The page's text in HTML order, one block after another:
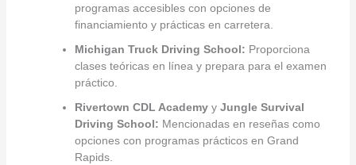
programas accesibles con opciones de
financiamiento y prácticas en carretera.
Michigan Truck Driving School: Proporciona
clases teóricas en línea y prepara para el examen
práctico.
Rivertown CDL Academyy Jungle Survival
Driving School: Mencionadas en reseñas como
opciones con programas prácticos en Grand
Rapids.